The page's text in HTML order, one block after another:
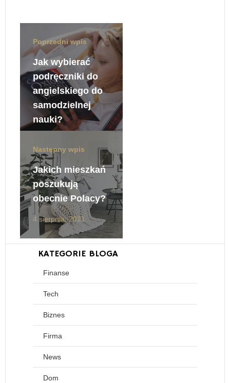
Poprzedni wpis
Jak wybierać
podręczniki do
angielskiego do
samodzielnej
nauki?
Następny wpis
Jakich mieszkań
poszukują
obecnie Polacy?
4 sierpnia, 2021
KATEGORIE BLOGA
Finanse
Tech
Biznes
Firma
News
Dom